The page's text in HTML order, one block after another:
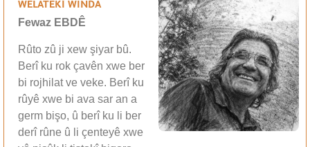
WELATEKÎ WINDA
Fewaz EBDÊ
Rûto zû ji xew şiyar bû.
Berî ku rok çavên xwe ber
bi rojhilat ve veke. Berî ku
rûyê xwe bi ava sar an a
germ bişo, û berî ku li ber
derî rûne û li çenteyê xwe